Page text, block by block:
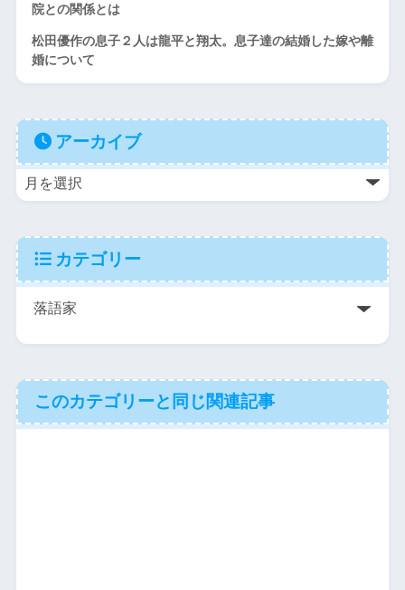
院との関係とは
松田優作の息子２人は龍平と翔太。息子達の結婚した嫁や離
婚について
アーカイブ
カテゴリー
このカテゴリーと同じ関連記事